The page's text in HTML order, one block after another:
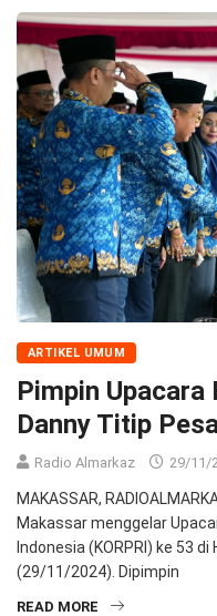
ARTIKEL UMUM
Pimpin Upacara
Danny Titip
Radio Almarkaz 29/11/
MAKASSAR,
Makassar menggelar
Indonesia (KORPRI) ke 53
(29/11/2024). Dipimpin
READ MORE